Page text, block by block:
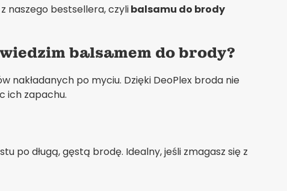
naszego bestsellera, czylibalsamu do brody
balsamem do brody?
nakładanych po myciu. Dzięki DeoPlex broda nie
ich zapachu.
po długą, gęstą brodę. Idealny, jeśli zmagasz się z